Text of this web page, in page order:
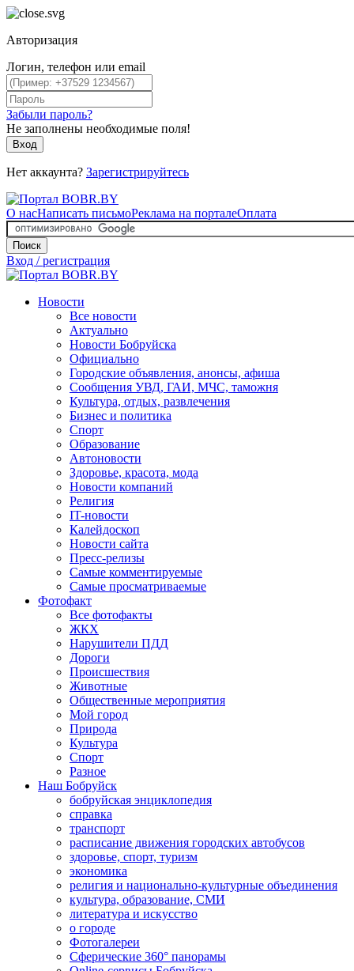
Авторизация
Логин, телефон или email
Забыли пароль?
Не заполнены необходимые поля!
Вход
Нет аккаунта? Зарегистрируйтесь
О насНаписать письмоРеклама на порталеОплата
Поиск
Вход / регистрация
Новости
Все новости
Актуально
Новости Бобруйска
Официально
Городские объявления, анонсы, афиша
Сообщения УВД, ГАИ, МЧС, таможня
Культура, отдых, развлечения
Бизнес и политика
Спорт
Образование
Автоновости
Здоровье, красота, мода
Новости компаний
Религия
IT-новости
Калейдоскоп
Новости сайта
Пресс-релизы
Самые комментируемые
Самые просматриваемые
Фотофакт
Все фотофакты
ЖКХ
Нарушители ПДД
Дороги
Происшествия
Животные
Общественные мероприятия
Мой город
Природа
Культура
Спорт
Разное
Наш Бобруйск
бобруйская энциклопедия
справка
транспорт
расписание движения городских автобусов
здоровье, спорт, туризм
экономика
религия и национально-культурные объединения
культура, образование, СМИ
литература и искусство
о городе
Фотогалереи
Сферические 360° панорамы